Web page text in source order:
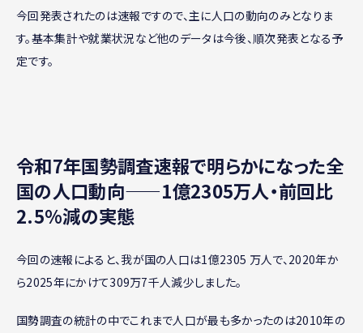
今回発表されたのは速報ですので、主に人口の動向のみとなりま
す。基本集計や就業状況など他のデータは今後、順次発表となる予
定です。
令和7年国勢調査速報で明らかになった全
国の人口動向——1億2305万人・前回比
2.5%減の実態
今回の速報によると、我が国の人口は1億2305 万人で、2020年か
ら2025年にかけて309万7千人減少しました。
国勢調査の統計の中でこれまで人口が最も多かったのは2010年の